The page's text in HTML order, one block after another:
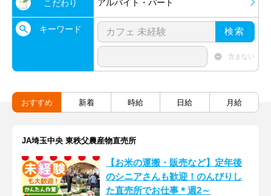
こだわり アルバイト・パート
キーワード 検索
含まない
おすすめ 新着 時給 日給 月給
JA埼玉中央 東秩父農産物直売所
【お米の運搬・販売など】定年後
のシニアさんも歓迎！のんびりし
た直売所でお仕事＊週2～